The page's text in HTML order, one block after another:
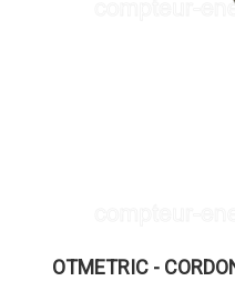
OTMETRIC -